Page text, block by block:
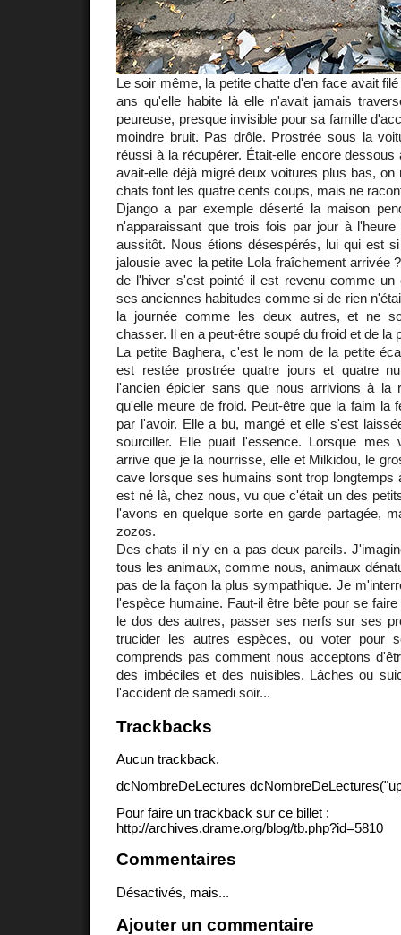
Le soir même, la petite chatte d'en face avait
ans qu'elle habite là elle n'avait jamais
peureuse, presque invisible pour sa famille
moindre bruit. Pas drôle. Prostrée sous la
réussi à la récupérer. Était-elle encore
avait-elle déjà migré deux voitures plus bas,
chats font les quatre cents coups, mais ne
Django a par exemple déserté la maison
n'apparaissant que trois fois par jour à
aussitôt. Nous étions désespérés, lui qui est
jalousie avec la petite Lola fraîchement arrivée
de l'hiver s'est pointé il est revenu comme
ses anciennes habitudes comme si de rien
la journée comme les deux autres, et ne
chasser. Il en a peut-être soupé du froid et de la
La petite Baghera, c'est le nom de la petite
est restée prostrée quatre jours et quatre
l'ancien épicier sans que nous arrivions à la
qu'elle meure de froid. Peut-être que la faim la
par l'avoir. Elle a bu, mangé et elle s'est
sourciller. Elle puait l'essence. Lorsque mes
arrive que je la nourrisse, elle et Milkidou, le
cave lorsque ses humains sont trop longtemps
est né là, chez nous, vu que c'était un des
l'avons en quelque sorte en garde partagée,
zozos.
Des chats il n'y en a pas deux pareils.
tous les animaux, comme nous, animaux
pas de la façon la plus sympathique. Je
l'espèce humaine. Faut-il être bête pour se
le dos des autres, passer ses nerfs sur ses
trucider les autres espèces, ou voter pour
comprends pas comment nous acceptons
des imbéciles et des nuisibles. Lâches ou
l'accident de samedi soir...
Trackbacks
Aucun trackback.
dcNombreDeLectures
Pour faire un trackback sur ce billet :
http://archives.drame.org/blog/tb.php?id=5810
Commentaires
Désactivés, mais...
Ajouter un commentaire